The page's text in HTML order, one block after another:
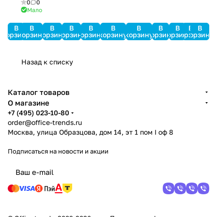
В
корзину
PinProx
0
0
Мало
В
корзину
В
корзину
В
корзину
В
корзину
В
корзину
В
корзину
В
корзину
В
корзину
В
корзину
В
корзину
Назад к списку
Каталог товаров
О магазине
+7 (495) 023-10-80
order@office-trends.ru
Москва, улица Образцова, дом 14, эт 1 пом I оф 8
Подписаться на новости и акции